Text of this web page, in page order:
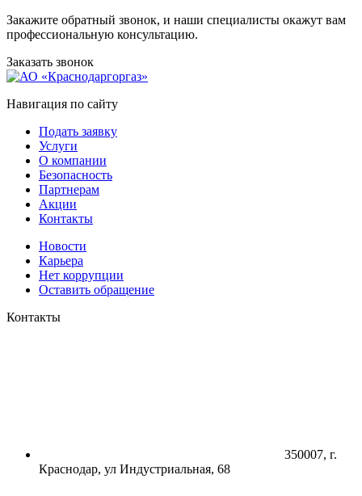
Закажите обратный звонок, и наши специалисты окажут вам
профессиональную консультацию.
Заказать звонок
Навигация по сайту
Подать заявку
Услуги
О компании
Безопасность
Партнерам
Акции
Контакты
Новости
Карьера
Нет коррупции
Оставить обращение
Контакты
350007, г.
Краснодар, ул Индустриальная, 68